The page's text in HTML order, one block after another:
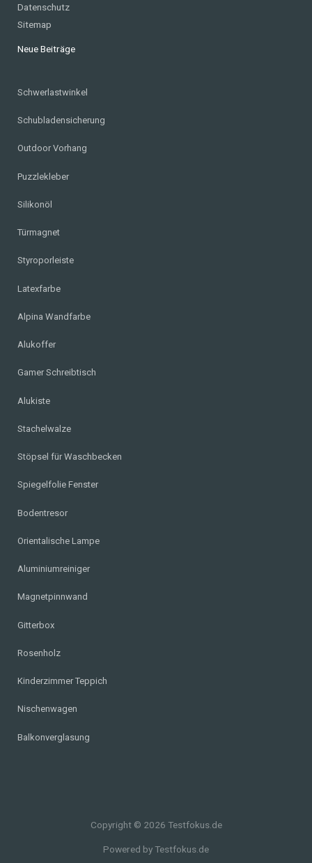
Datenschutz
Sitemap
Neue Beiträge
Schwerlastwinkel
Schubladensicherung
Outdoor Vorhang
Puzzlekleber
Silikonöl
Türmagnet
Styroporleiste
Latexfarbe
Alpina Wandfarbe
Alukoffer
Gamer Schreibtisch
Alukiste
Stachelwalze
Stöpsel für Waschbecken
Spiegelfolie Fenster
Bodentresor
Orientalische Lampe
Aluminiumreiniger
Magnetpinnwand
Gitterbox
Rosenholz
Kinderzimmer Teppich
Nischenwagen
Balkonverglasung
Copyright © 2026 Testfokus.de
Powered by Testfokus.de